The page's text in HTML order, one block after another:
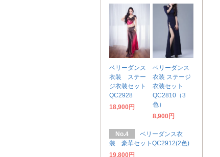
ベリーダンス
衣装 ステー
ジ衣装セット
QC2928
18,900円
ベリーダンス
衣装 ステージ
衣装セット
QC2810（3
色）
8,900円
No.4
ベリーダンス衣
装 豪華セットQC2912(2色)
19,800円